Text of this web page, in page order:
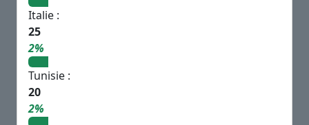
Italie :
25
2%
Tunisie :
20
2%